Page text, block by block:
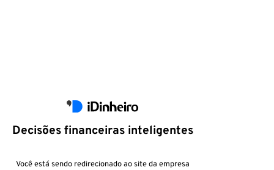
Decisões financeiras inteligentes
Você está sendo redirecionado ao site da empresa